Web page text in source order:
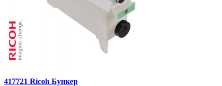
417721 Ricoh Бункер